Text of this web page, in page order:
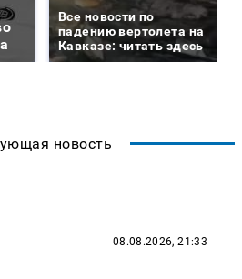
Все новости по
падению вертолета на
Кавказе: читать здесь
новость
08.08.2026, 21:33